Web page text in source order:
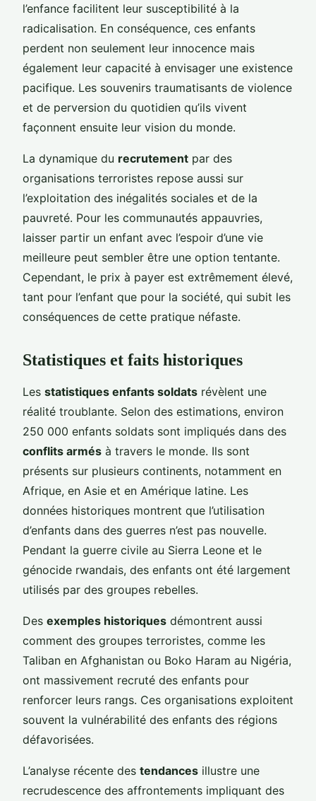
l’enfance facilitent leur susceptibilité à la
radicalisation. En conséquence, ces enfants
perdent non seulement leur innocence mais
également leur capacité à envisager une existence
pacifique. Les souvenirs traumatisants de violence
et de perversion du quotidien qu’ils vivent
façonnent ensuite leur vision du monde.
La dynamique du recrutement par des
organisations terroristes repose aussi sur
l’exploitation des inégalités sociales et de la
pauvreté. Pour les communautés appauvries,
laisser partir un enfant avec l’espoir d’une vie
meilleure peut sembler être une option tentante.
Cependant, le prix à payer est extrêmement élevé,
tant pour l’enfant que pour la société, qui subit les
conséquences de cette pratique néfaste.
Statistiques et faits historiques
Les statistiques enfants soldats révèlent une
réalité troublante. Selon des estimations, environ
250 000 enfants soldats sont impliqués dans des
conflits armés à travers le monde. Ils sont
présents sur plusieurs continents, notamment en
Afrique, en Asie et en Amérique latine. Les
données historiques montrent que l’utilisation
d’enfants dans des guerres n’est pas nouvelle.
Pendant la guerre civile au Sierra Leone et le
génocide rwandais, des enfants ont été largement
utilisés par des groupes rebelles.
Des exemples historiques démontrent aussi
comment des groupes terroristes, comme les
Taliban en Afghanistan ou Boko Haram au Nigéria,
ont massivement recruté des enfants pour
renforcer leurs rangs. Ces organisations exploitent
souvent la vulnérabilité des enfants des régions
défavorisées.
L’analyse récente des tendances illustre une
recrudescence des affrontements impliquant des